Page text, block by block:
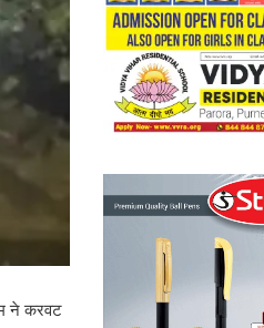
ने करवट